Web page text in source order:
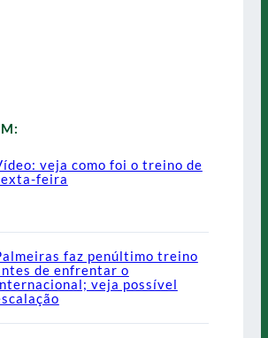
veja como foi o treino de
feira
faz penúltimo treino
de enfrentar o
veja possível